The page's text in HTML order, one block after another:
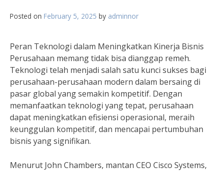
Posted on February 5, 2025 by adminnor
Peran Teknologi dalam Meningkatkan Kinerja Bisnis
Perusahaan memang tidak bisa dianggap remeh.
Teknologi telah menjadi salah satu kunci sukses bagi
perusahaan-perusahaan modern dalam bersaing di
pasar global yang semakin kompetitif. Dengan
memanfaatkan teknologi yang tepat, perusahaan
dapat meningkatkan efisiensi operasional, meraih
keunggulan kompetitif, dan mencapai pertumbuhan
bisnis yang signifikan.
Menurut John Chambers, mantan CEO Cisco Systems,